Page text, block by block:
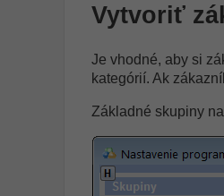
Vytvoriť
Je vhodné, aby si
kategórií. Ak
Základné skupiny